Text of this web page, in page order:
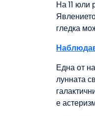
На 11 юли
гледка
Една от
лунната
е